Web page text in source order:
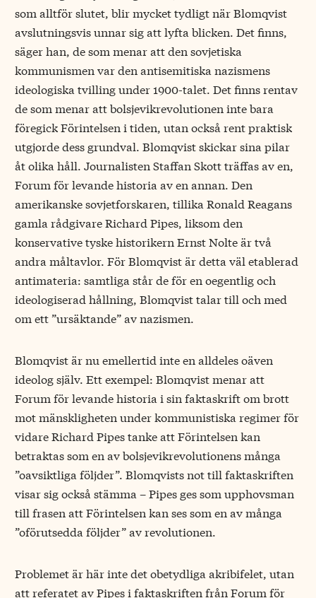
som alltför slutet, blir mycket tydligt när Blomqvist
avslutningsvis unnar sig att lyfta blicken. Det finns,
säger han, de som menar att den sovjetiska
kommunismen var den antisemitiska nazismens
ideologiska tvilling under 1900-talet. Det finns rentav
de som menar att bolsjevikrevolutionen inte bara
föregick Förintelsen i tiden, utan också rent praktisk
utgjorde dess grundval. Blomqvist skickar sina pilar
åt olika håll. Journalisten Staffan Skott träffas av en,
Forum för levande historia av en annan. Den
amerikanske sovjetforskaren, tillika Ronald Reagans
gamla rådgivare Richard Pipes, liksom den
konservative tyske historikern Ernst Nolte är två
andra måltavlor. För Blomqvist är detta väl etablerad
antimateria: samtliga står de för en oegentlig och
ideologiserad hållning, Blomqvist talar till och med
om ett ”ursäktande” av nazismen.
Blomqvist är nu emellertid inte en alldeles oäven
ideolog själv. Ett exempel: Blomqvist menar att
Forum för levande historia i sin faktaskrift om brott
mot mänskligheten under kommunistiska regimer för
vidare Richard Pipes tanke att Förintelsen kan
betraktas som en av bolsjevikrevolutionens många
”oavsiktliga följder”. Blomqvists not till faktaskriften
visar sig också stämma – Pipes ges som upphovsman
till frasen att Förintelsen kan ses som en av många
”oförutsedda följder” av revolutionen.
Problemet är här inte det obetydliga akribifelet, utan
att referatet av Pipes i faktaskriften från Forum för